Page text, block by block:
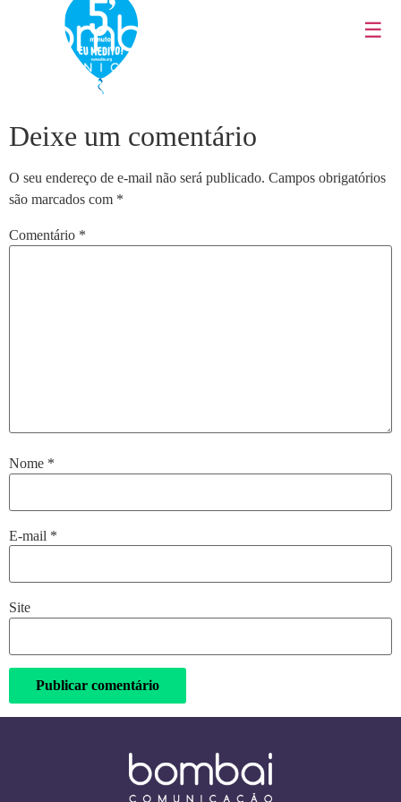
☰
Deixe um comentário
O seu endereço de e-mail não será publicado. Campos obrigatórios
são marcados com *
Comentário *
Nome *
E-mail *
Site